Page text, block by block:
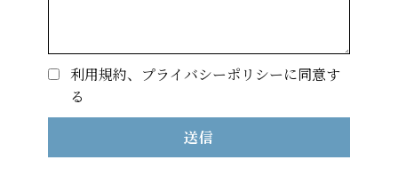
利用規約、プライバシーポリシーに同意す
る
送信